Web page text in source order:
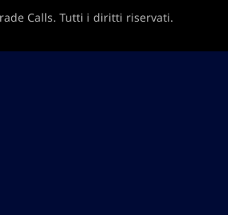
Calls. Tutti i diritti riservati.